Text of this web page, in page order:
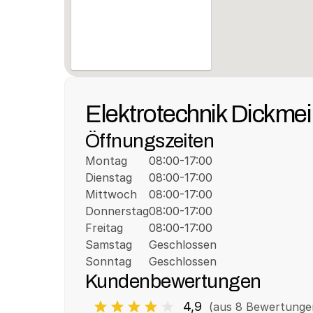
Elektrotechnik
Öffnungszeiten
Montag
Dienstag
Mittwoch
Donnerstag
Freitag
Samstag
Sonntag
08:00-17:00
08:00-17:00
08:00-17:00
08:00-17:00
08:00-17:00
Geschlossen
Geschlossen
Kundenbewertungen
4,9 (aus 8